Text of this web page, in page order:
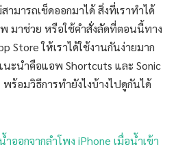
ามารถเช็ดออกมาได้ สิ่งที่เราทำได้
มาช่วย หรือใช้คำสั่งลัดที่ตอนนี้ทาง
Store ให้เราได้ใช้งานกันง่ายมาก
ะนำคือแอพ Shortcuts และ Sonic
อมวิธีการทำยังไงบ้างไปดูกันได้
ออกจากลำโพง iPhone เมื่อน้ำเข้า